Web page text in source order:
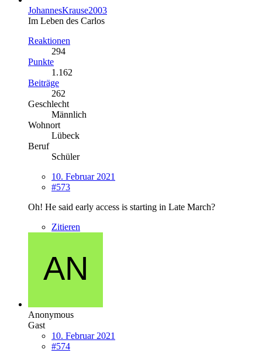
JohannesKrause2003
Im Leben des Carlos
Reaktionen
294
Punkte
1.162
Beiträge
262
Geschlecht
Männlich
Wohnort
Lübeck
Beruf
Schüler
10. Februar 2021
#573
Oh! He said early access is starting in Late March?
Zitieren
Anonymous
Gast
10. Februar 2021
#574